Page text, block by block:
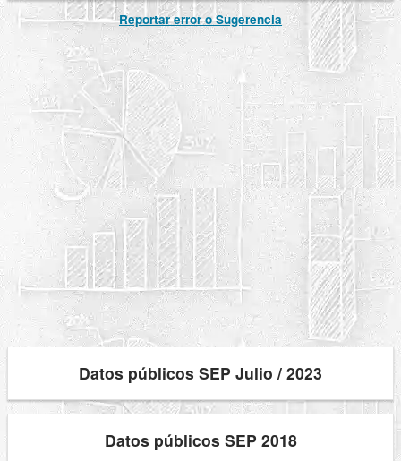
Reportar error o Sugerencia
Datos públicos SEP Julio / 2023
Datos públicos SEP 2018